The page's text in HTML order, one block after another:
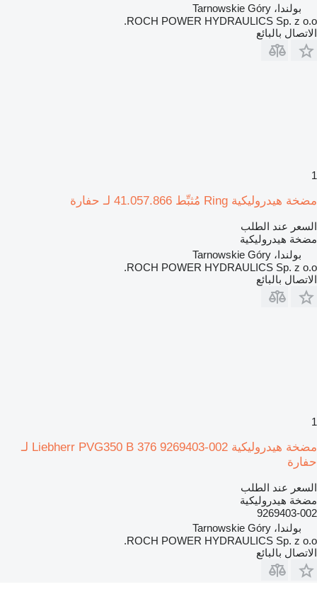
بولندا، Tarnowskie Góry
ROCH POWER HYDRAULICS Sp. z o.o.
الاتصال بالبائع
1
مضخة هيدروليكية Ring مُثبِّط 41.057.866 لـ حفارة
السعر عند الطلب
مضخة هيدروليكية
بولندا، Tarnowskie Góry
ROCH POWER HYDRAULICS Sp. z o.o.
الاتصال بالبائع
1
مضخة هيدروليكية Liebherr PVG350 B 376 9269403-002 لـ
حفارة
السعر عند الطلب
مضخة هيدروليكية
9269403-002
بولندا، Tarnowskie Góry
ROCH POWER HYDRAULICS Sp. z o.o.
الاتصال بالبائع